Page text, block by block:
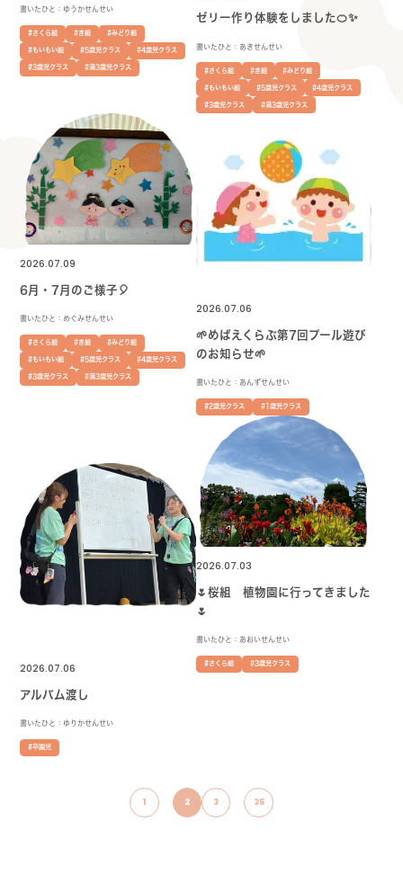
書いたひと：ゆうかせんせい
#さくら組 #き組 #みどり組
#もいもい組 #5歳児クラス #4歳児クラス
#3歳児クラス #満3歳児クラス
ゼリー作り体験をしました🍊✨
書いたひと：あきせんせい
#さくら組 #き組 #みどり組
#もいもい組 #5歳児クラス #4歳児クラス
#3歳児クラス #満3歳児クラス
2026.07.09
6月・7月のご様子🎈
書いたひと：めぐみせんせい
#さくら組 #き組 #みどり組
#もいもい組 #5歳児クラス #4歳児クラス
#3歳児クラス #満3歳児クラス
2026.07.06
🌱めばえくらぶ第7回プール遊び
のお知らせ🌱
書いたひと：あんずせんせい
#2歳児クラス #1歳児クラス
2026.07.06
アルバム渡し
書いたひと：ゆりかせんせい
#卒園児
2026.07.03
🌷桜組 植物園に行ってきました
🌷
書いたひと：あおいせんせい
#さくら組 #3歳児クラス
1 2 3 35